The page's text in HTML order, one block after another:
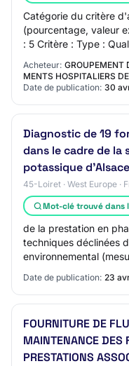
Catégorie du critère
(pourcentage, valeur
: 5 Critère : Type :
Acheteur: GROUPEMENT
MENTS HOSPITALIERS
Date de publication: 30
Diagnostic de 19
dans le cadre de la
potassique
45-Loiret · West Europe ·
Mot-clé trouvé dans
de la prestation en
techniques déclinées
environnemental
Date de publication: 23
FOURNITURE DE
MAINTENANCE DES
PRESTATIONS